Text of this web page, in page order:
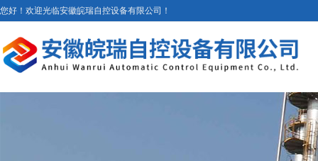
您好！欢迎光临安徽皖瑞自控设备有限公司！